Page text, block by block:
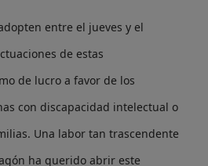
entre el jueves y el
de estas
de lucro a favor de los
con discapacidad intelectual o
Una labor tan trascendente
ha querido abrir este